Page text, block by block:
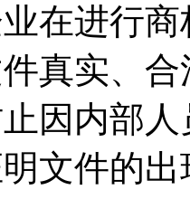
在进行
真实、
因内部
文件的出